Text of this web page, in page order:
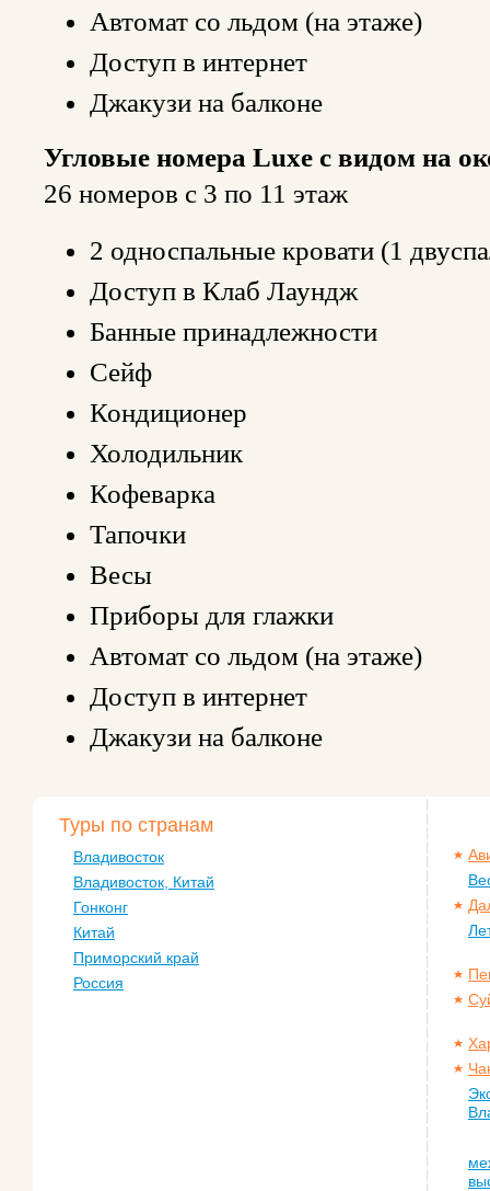
Автомат со льдом (на этаже)
Доступ в интернет
Джакузи на балконе
Угловые номера Luxe с видом на
26 номеров с 3 по 11 этаж
2 односпальные кровати (1
Доступ в Клаб Лаундж
Банные принадлежности
Сейф
Кондиционер
Холодильник
Кофеварка
Тапочки
Весы
Приборы для глажки
Автомат со льдом (на этаже)
Доступ в интернет
Джакузи на балконе
Туры по странам
Владивосток
Владивосток, Китай
Гонконг
Китай
Приморский край
Россия